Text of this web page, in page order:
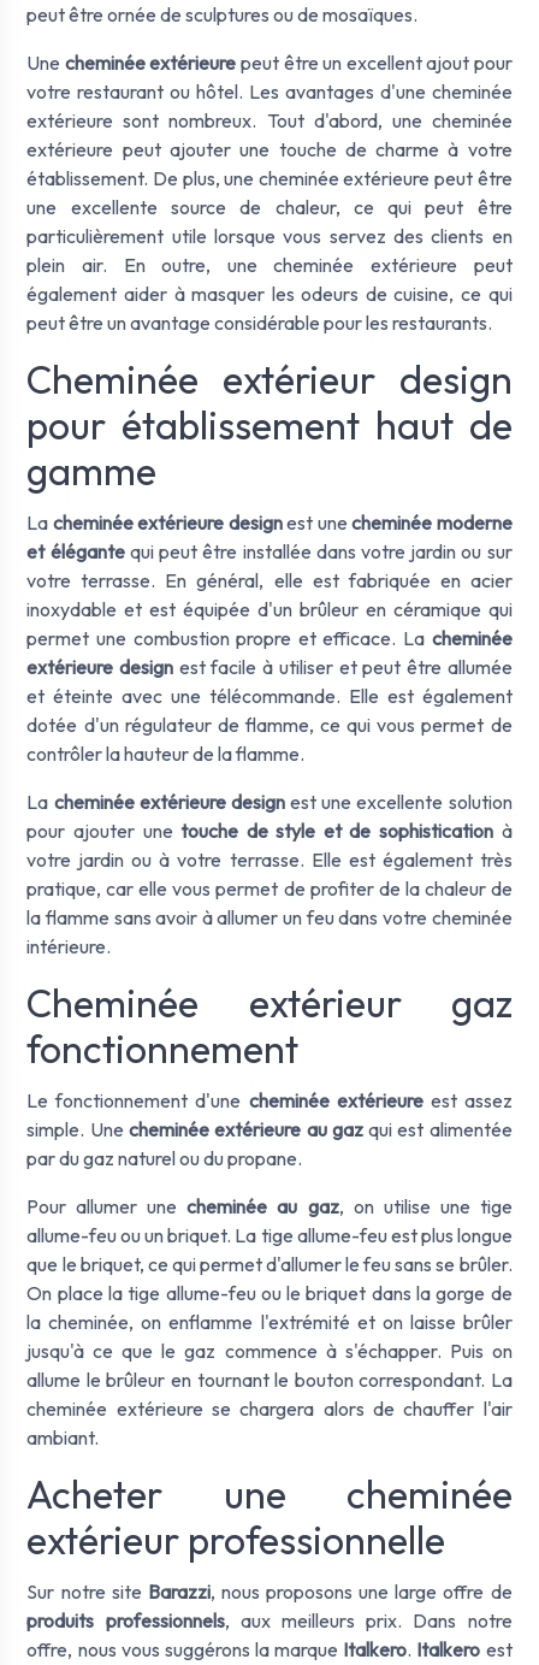
peut être ornée de sculptures ou de mosaïques.
Une cheminée extérieure peut être un excellent ajout pour
votre restaurant ou hôtel. Les avantages d'une cheminée
extérieure sont nombreux. Tout d'abord, une cheminée
extérieure peut ajouter une touche de charme à votre
établissement. De plus, une cheminée extérieure peut être
une excellente source de chaleur, ce qui peut être
particulièrement utile lorsque vous servez des clients en
plein air. En outre, une cheminée extérieure peut
également aider à masquer les odeurs de cuisine, ce qui
peut être un avantage considérable pour les restaurants.
Cheminée extérieur design
pour établissement haut de
gamme
La cheminée extérieure designest unecheminée moderne
et élégantequi peut être installée dans votre jardin ou sur
votre terrasse. En général, elle est fabriquée en acier
inoxydable et est équipée d'un brûleur en céramique qui
permet une combustion propre et efficace. La cheminée
extérieure design est facile à utiliser et peut être allumée
et éteinte avec une télécommande. Elle est également
dotée d'un régulateur de flamme, ce qui vous permet de
contrôler la hauteur de la flamme.
La cheminée extérieure designest une excellente solution
pour ajouter une touche de style et de sophistication à
votre jardin ou à votre terrasse. Elle est également très
pratique, car elle vous permet de profiter de la chaleur de
la flamme sans avoir à allumer un feu dans votre cheminée
intérieure.
Cheminée extérieur gaz
fonctionnement
Le fonctionnement d'une cheminée extérieureest assez
simple. Une cheminée extérieure au gazqui est alimentée
par du gaz naturel ou du propane.
Pour allumer unecheminée au gaz, on utilise une tige
allume-feu ou un briquet. La tige allume-feu est plus longue
que le briquet, ce qui permet d'allumer le feu sans se brûler.
On place la tige allume-feu ou le briquet dans la gorge de
la cheminée, on enflamme l'extrémité et on laisse brûler
jusqu'à ce que le gaz commence à s'échapper. Puis on
allume le brûleur en tournant le bouton correspondant. La
cheminée extérieure se chargera alors de chauffer l'air
ambiant.
Acheter une cheminée
extérieur professionnelle
Sur notre site Barazzi, nous proposons une large offre de
produits professionnels, aux meilleurs prix. Dans notre
offre, nous vous suggérons la marque Italkero. Italkero est